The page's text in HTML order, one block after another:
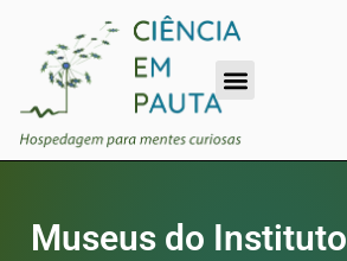
Museus do Instituto